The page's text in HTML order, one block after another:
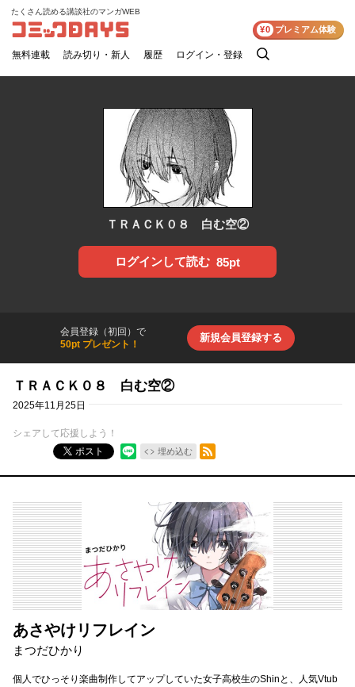
コミックDAYS
たくさん読める講談社のマンガWEB
無料連載 読み切り・新人 履歴 ログイン・登録
検
¥0 プレミアム体験
ＴＲＡＣＫ０８ 白む空②
ログインして読む 85pt
会員登録（初回）で
50pt プレゼント！
新規会員登録する
ＴＲＡＣＫ０８ 白む空②
2025年11月25日
シェアして応援しよう！
ポスト
埋め込む
RSSフィード
あさやけリフレイン
まつだひかり
個人でひっそり楽曲制作してアップしていた女子高校生のShinと、人気Vtub